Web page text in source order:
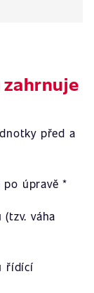
před a
úpravě *
váha
řídící